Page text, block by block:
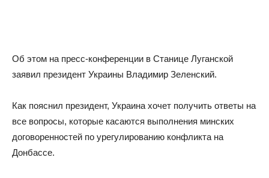
Об этом на пресс-конференции в Станице Луганской
заявил президент Украины Владимир Зеленский.
Как пояснил президент, Украина хочет получить ответы на
все вопросы, которые касаются выполнения минских
договоренностей по урегулированию конфликта на
Донбассе.